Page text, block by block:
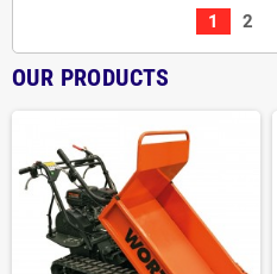
1
2
OUR PRODUCTS